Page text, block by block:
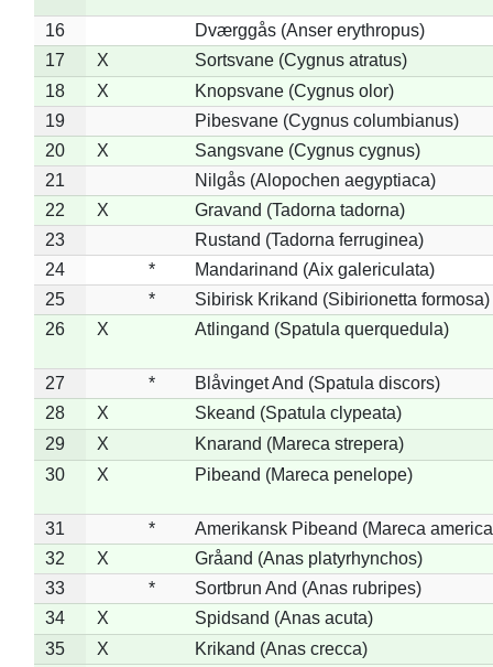
16
Dværggås (Anser erythropus)
17
X
Sortsvane (Cygnus atratus)
18
X
Knopsvane (Cygnus olor)
19
Pibesvane (Cygnus columbianus)
20
X
Sangsvane (Cygnus cygnus)
21
Nilgås (Alopochen aegyptiaca)
22
X
Gravand (Tadorna tadorna)
23
Rustand (Tadorna ferruginea)
24
*
Mandarinand (Aix galericulata)
25
*
Sibirisk Krikand (Sibirionetta formosa)
26
X Atlingand (Spatula querquedula)
27 *
Blåvinget And (Spatula discors)
28
X
Skeand (Spatula clypeata)
29
X
Knarand (Mareca strepera)
30
X Pibeand (Mareca penelope)
31 *
Amerikansk Pibeand (Mareca
32
X
Gråand (Anas platyrhynchos)
33
*
Sortbrun And (Anas rubripes)
34
X
Spidsand (Anas acuta)
35
X
Krikand (Anas crecca)